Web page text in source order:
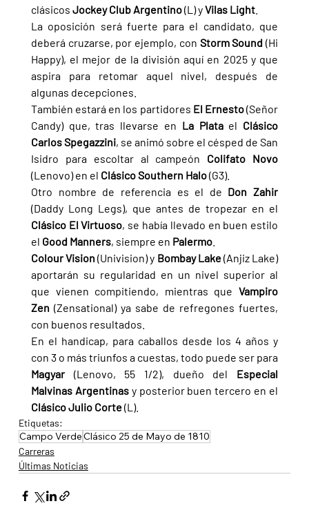
clásicos Jockey Club Argentino (L) y Vilas Light.
La oposición será fuerte para el candidato, que
deberá cruzarse, por ejemplo, con Storm Sound (Hi
Happy), el mejor de la división aquí en 2025 y que
aspira para retomar aquel nivel, después de
algunas decepciones.
También estará en los partidores El Ernesto (Señor
Candy) que, tras llevarse en La Plata el Clásico
Carlos Spegazzini, se animó sobre el césped de San
Isidro para escoltar al campeón
(Lenovo) en el Clásico Southern Halo (G3).
Otro nombre de referencia es el de
Clásico El Virtuoso, se había llevado en buen estilo
el Good Manners, siempre en Palermo.
Colour Vision (Univision) y Bombay Lake (Anjiz Lake)
aportarán su regularidad en un nivel superior al
que vienen compitiendo, mientras que Vampiro
Zen (Zensational) ya sabe de refregones fuertes,
con buenos resultados.
En el handicap, para caballos desde los 4 años y
Magyar (Lenovo, 55 1/2), dueño del Especial
Malvinas Argentinas
Clásico Julio Corte (L).
Etiquetas:
Campo VerdeClásico 25 de Mayo de 1810
Carreras
Últimas Noticias